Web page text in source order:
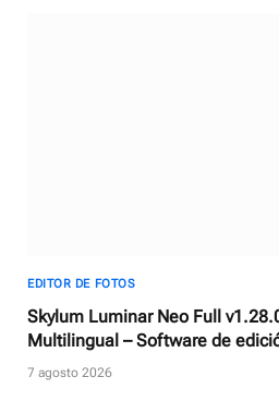
EDITOR DE FOTOS
Skylum Luminar Neo Full
Multilingual – Software de
7 agosto 2026